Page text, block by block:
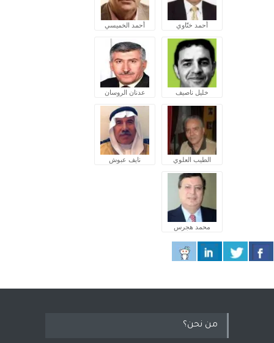
أحمد ختّاوي أحمد الخميسي
خليل ناصيف عدنان الروسان
الطيب العلوي نايف عبوش
محمد هجرس
من نحن؟